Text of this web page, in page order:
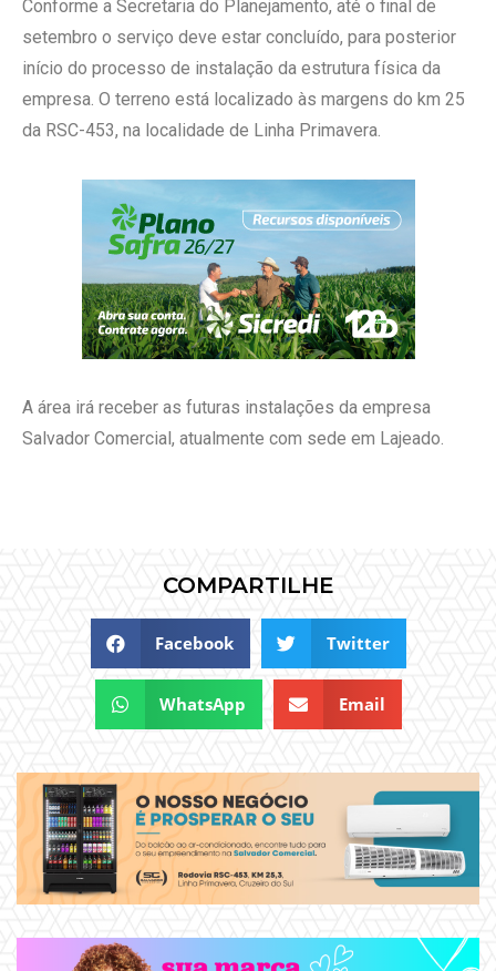
Conforme a Secretaria do Planejamento, até o final de
setembro o serviço deve estar concluído, para posterior
início do processo de instalação da estrutura física da
empresa. O terreno está localizado às margens do km 25
da RSC-453, na localidade de Linha Primavera.
A área irá receber as futuras instalações da empresa
Salvador Comercial, atualmente com sede em Lajeado.
COMPARTILHE
Facebook Twitter
WhatsApp Email